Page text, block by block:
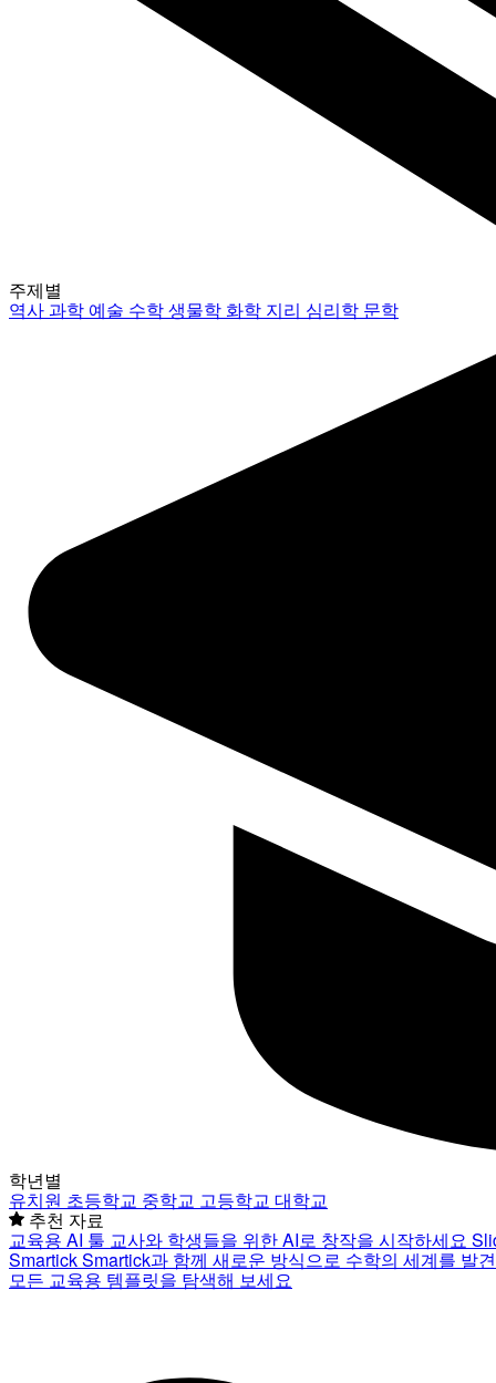
주제별
역사과학 예술 수학생물학 화학 지리 심리학 문학
학년별
유치원 초등학교 중학교 고등학교 대학교
추천 자료
교육용 AI 툴 교사와 학생들을 위한 AI로 창작을 시작하세요
SmartickSmartick과 함께 새로운 방식으로 수학의 세계를 발
모든 교육용 템플릿을 탐색해 보세요